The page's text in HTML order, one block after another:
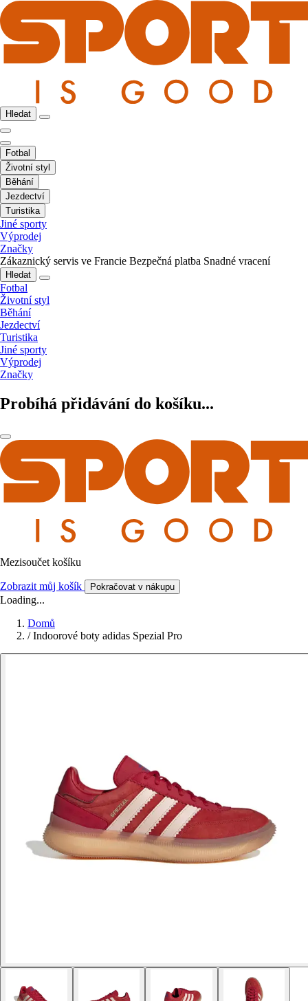
Hledat
Fotbal
Životní styl
Běhání
Jezdectví
Turistika
Jiné sporty
Výprodej
Značky
Zákaznický servis ve Francie Bezpečná platba Snadné vracení
Hledat
Fotbal
Životní styl
Běhání
Jezdectví
Turistika
Jiné sporty
Výprodej
Značky
Probíhá přidávání do košíku...
Mezisoučet košíku
Zobrazit můj košík Pokračovat v nákupu
Loading...
Domů
/ Indoorové boty adidas Spezial Pro